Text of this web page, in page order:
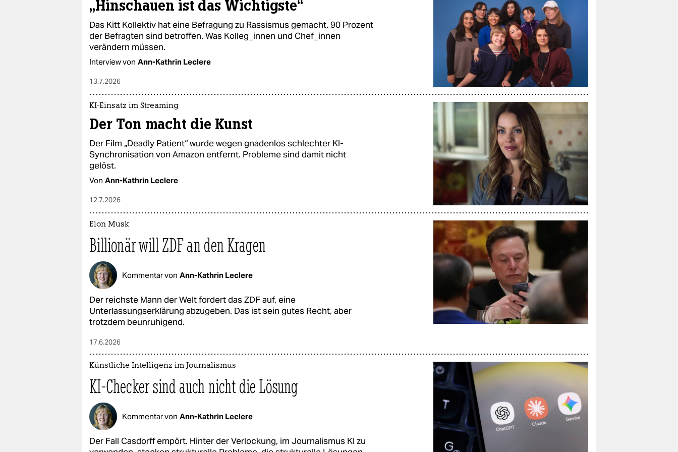
„Hinschauen ist das Wichtigste“
Das Kitt Kollektiv hat eine Befragung zu Rassismus gemacht. 90 Prozent
der Befragten sind betroffen. Was Kolleg_innen und Chef_innen
verändern müssen.
Interview von Ann-Kathrin Leclere
13.7.2026
KI-Einsatz im Streaming
Der Ton macht die Kunst
Der Film „Deadly Patient“ wurde wegen gnadenlos schlechter KI-
Synchronisation von Amazon entfernt. Probleme sind damit nicht
gelöst.
Von Ann-Kathrin Leclere
12.7.2026
Elon Musk
Billionär will ZDF an den Kragen
Kommentar von Ann-Kathrin Leclere
Der reichste Mann der Welt fordert das ZDF auf, eine
Unterlassungserklärung abzugeben. Das ist sein gutes Recht, aber
trotzdem beunruhigend.
17.6.2026
Künstliche Intelligenz im Journalismus
KI-Checker sind auch nicht die Lösung
Kommentar von Ann-Kathrin Leclere
Der Fall Casdorff empört. Hinter der Verlockung, im Journalismus KI zu